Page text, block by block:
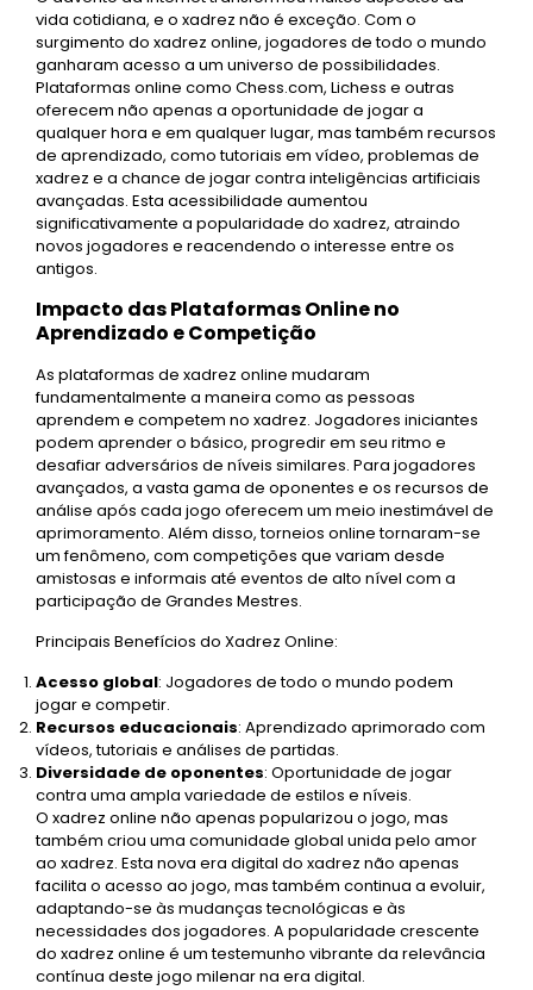
vida cotidiana, e o xadrez não é exceção. Com o
surgimento do xadrez online, jogadores de todo o mundo
ganharam acesso a um universo de possibilidades.
Plataformas online como Chess.com, Lichess e outras
oferecem não apenas a oportunidade de jogar a
qualquer hora e em qualquer lugar, mas também recursos
de aprendizado, como tutoriais em vídeo, problemas de
xadrez e a chance de jogar contra inteligências artificiais
avançadas. Esta acessibilidade aumentou
significativamente a popularidade do xadrez, atraindo
novos jogadores e reacendendo o interesse entre os
antigos.
Impacto das Plataformas Online no
Aprendizado e Competição
As plataformas de xadrez online mudaram
fundamentalmente a maneira como as pessoas
aprendem e competem no xadrez. Jogadores iniciantes
podem aprender o básico, progredir em seu ritmo e
desafiar adversários de níveis similares. Para jogadores
avançados, a vasta gama de oponentes e os recursos de
análise após cada jogo oferecem um meio inestimável de
aprimoramento. Além disso, torneios online tornaram-se
um fenômeno, com competições que variam desde
amistosas e informais até eventos de alto nível com a
participação de Grandes Mestres.
Principais Benefícios do Xadrez Online:
Acesso global: Jogadores de todo o mundo podem
jogar e competir.
Recursos educacionais: Aprendizado aprimorado com
vídeos, tutoriais e análises de partidas.
Diversidade de oponentes: Oportunidade de jogar
contra uma ampla variedade de estilos e níveis.
O xadrez online não apenas popularizou o jogo, mas
também criou uma comunidade global unida pelo amor
ao xadrez. Esta nova era digital do xadrez não apenas
facilita o acesso ao jogo, mas também continua a evoluir,
adaptando-se às mudanças tecnológicas e às
necessidades dos jogadores. A popularidade crescente
do xadrez online é um testemunho vibrante da relevância
contínua deste jogo milenar na era digital.